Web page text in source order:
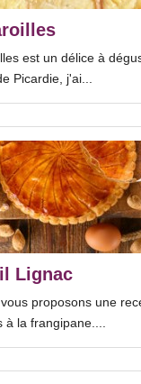
est un délice à
Picardie, j'ai...
Lignac
proposons une
à la frangipane....